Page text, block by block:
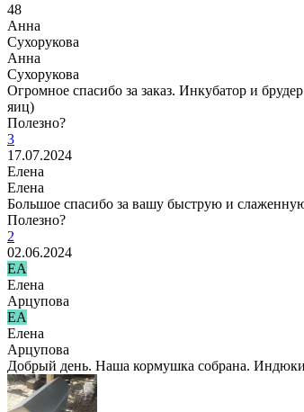
48
Анна
Сухорукова
Анна
Сухорукова
Огромное спасибо за заказ. Инкубатор и
яиц)
Полезно?
3
17.07.2024
Елена
Елена
Большое спасибо за вашу быструю и
Полезно?
2
02.06.2024
ЕА
Елена
Арцупова
ЕА
Елена
Арцупова
Добрый день. Наша кормушка собрана. Индюки